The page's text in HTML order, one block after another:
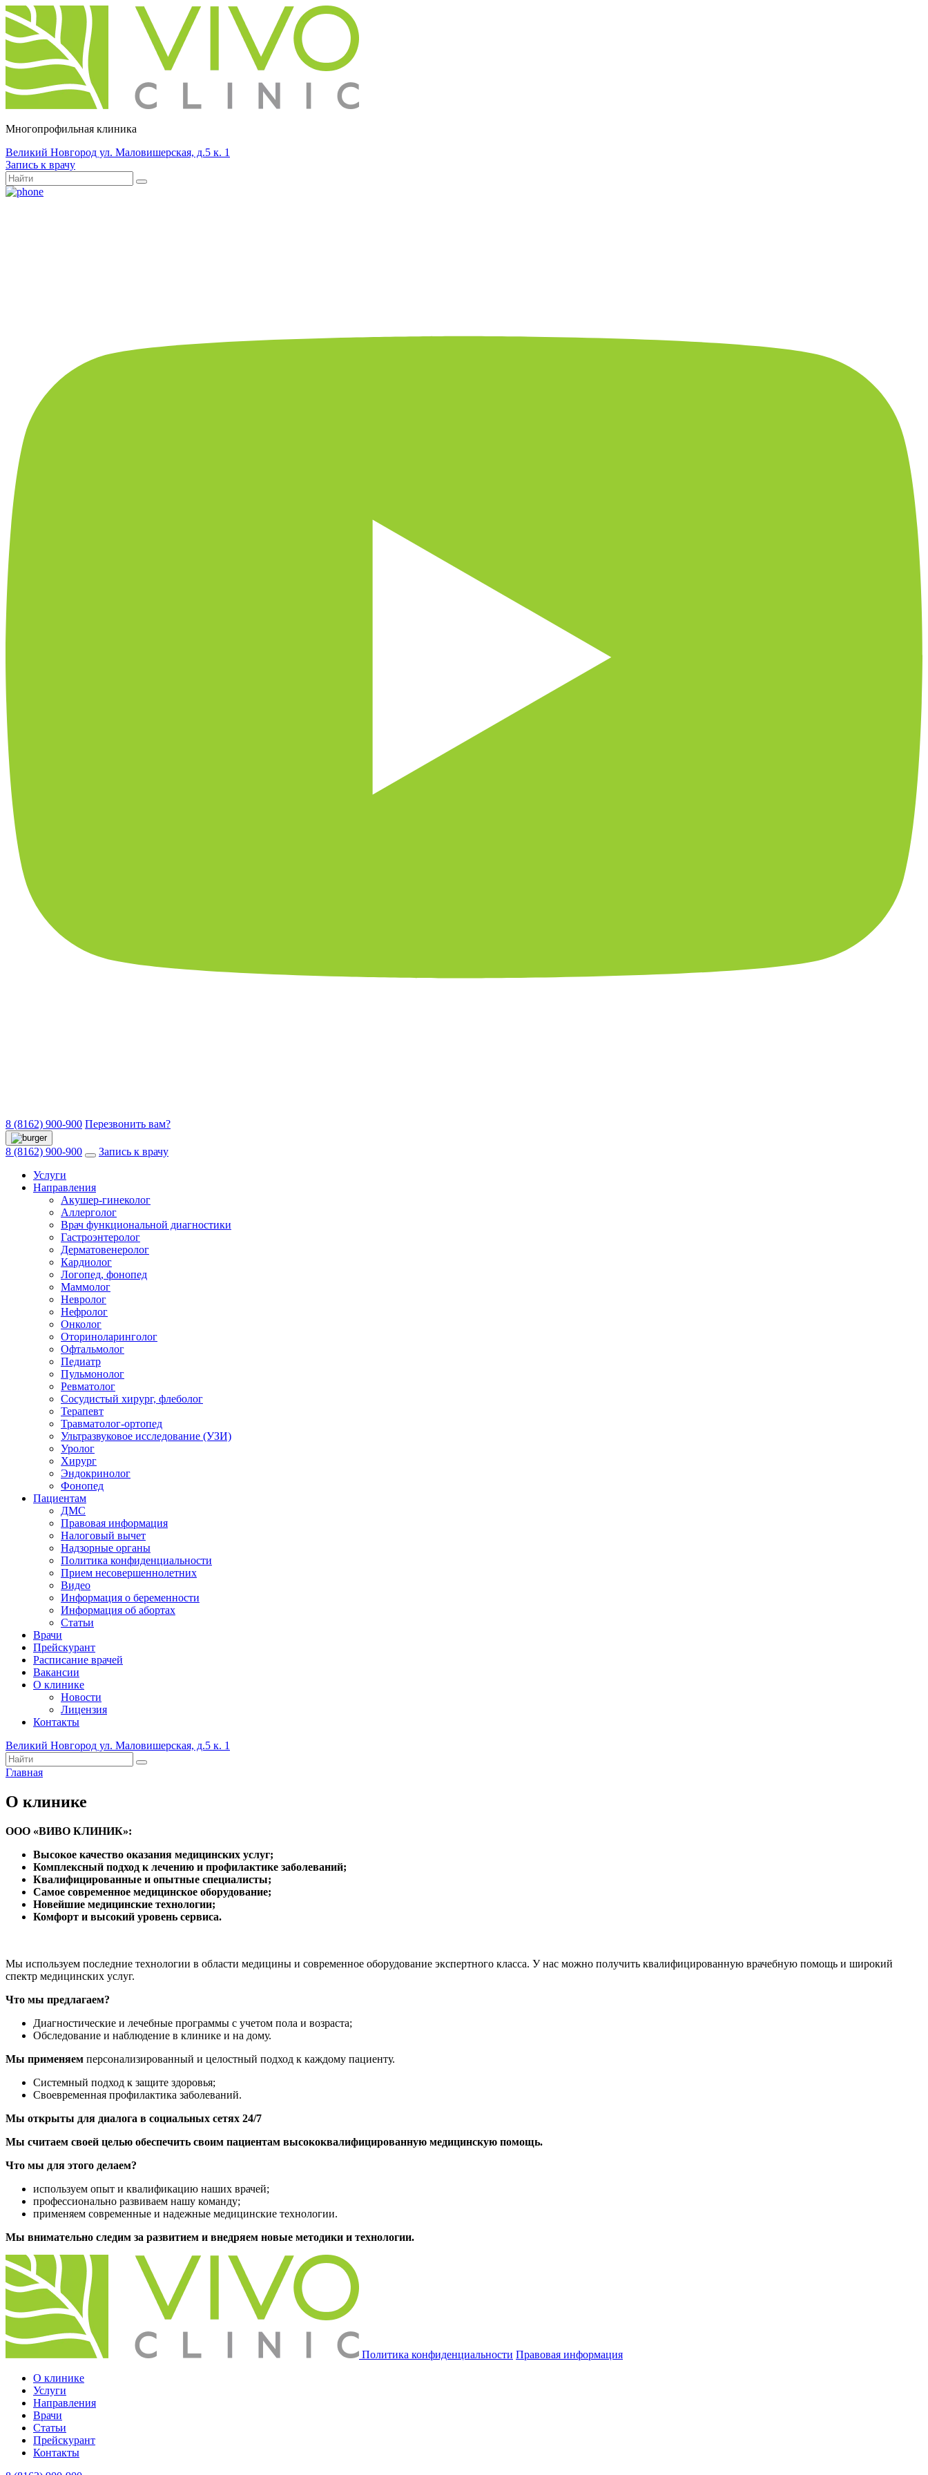
Многопрофильная клиника
Великий Новгород ул. Маловишерская, д.5 к. 1
Запись к врачу
8 (8162) 900-900 Перезвонить вам?
8 (8162) 900-900
Запись к врачу
Услуги
Направления
Акушер-гинеколог
Аллерголог
Врач функциональной диагностики
Гастроэнтеролог
Дерматовенеролог
Кардиолог
Логопед, фонопед
Маммолог
Невролог
Нефролог
Онколог
Оториноларинголог
Офтальмолог
Педиатр
Пульмонолог
Ревматолог
Сосудистый хирург, флеболог
Терапевт
Травматолог-ортопед
Ультразвуковое исследование (УЗИ)
Уролог
Хирург
Эндокринолог
Фонопед
Пациентам
ДМС
Правовая информация
Налоговый вычет
Надзорные органы
Политика конфиденциальности
Прием несовершеннолетних
Видео
Информация о беременности
Информация об абортах
Статьи
Врачи
Прейскурант
Расписание врачей
Вакансии
О клинике
Новости
Лицензия
Контакты
Великий Новгород ул. Маловишерская, д.5 к. 1
Главная
О клинике
ООО «ВИВО КЛИНИК»:
Высокое качество оказания медицинских услуг;
Комплексный подход к лечению и профилактике заболеваний;
Квалифицированные и опытные специалисты;
Самое современное медицинское оборудование;
Новейшие медицинские технологии;
Комфорт и высокий уровень сервиса.
Мы используем последние технологии в области медицины и современное оборудование экспертного класса. У нас можно получить квалифицированную врачебную помощь и широкий
спектр медицинских услуг.
Что мы предлагаем?
Диагностические и лечебные программы с учетом пола и возраста;
Обследование и наблюдение в клинике и на дому.
Мы применяем персонализированный и целостный подход к каждому пациенту.
Системный подход к защите здоровья;
Своевременная профилактика заболеваний.
Мы открыты для диалога в социальных сетях 24/7
Мы считаем своей целью обеспечить своим пациентам высококвалифицированную медицинскую помощь.
Что мы для этого делаем?
используем опыт и квалификацию наших врачей;
профессионально развиваем нашу команду;
применяем современные и надежные медицинские технологии.
Мы внимательно следим за развитием и внедряем новые методики и технологии.
Политика конфиденциальности Правовая информация
О клинике
Услуги
Направления
Врачи
Статьи
Прейскурант
Контакты